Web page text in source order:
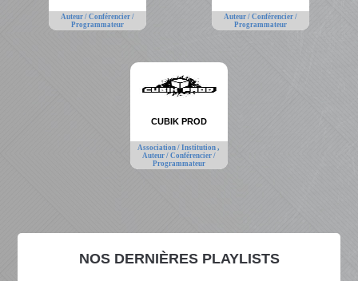
NOS DERNIÈRES PLAYLISTS
Auteur / Conférencier /
Programmateur
Auteur / Conférencier /
Programmateur
CUBIK PROD
Association / Institution,
Auteur / Conférencier /
Programmateur